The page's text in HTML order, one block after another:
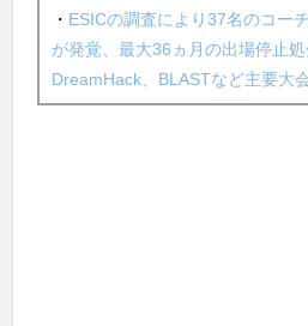
・ ESICの調査により37名のコー
が発覚、最大36ヵ月の出場停止処
DreamHack、BLASTなど主要大